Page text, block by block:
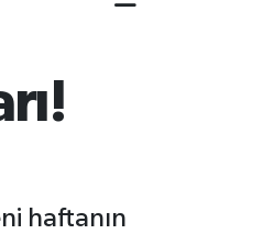
haftanın